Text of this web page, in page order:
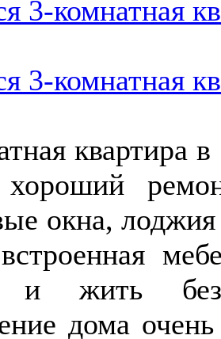
квартира
хороший
окна, лоджия
встроенная
и жить без
дома